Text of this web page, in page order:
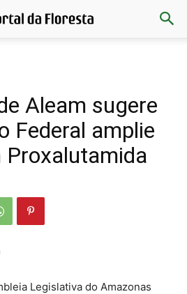
Aleam sugere
Federal amplie
Legislativa do Amazonas